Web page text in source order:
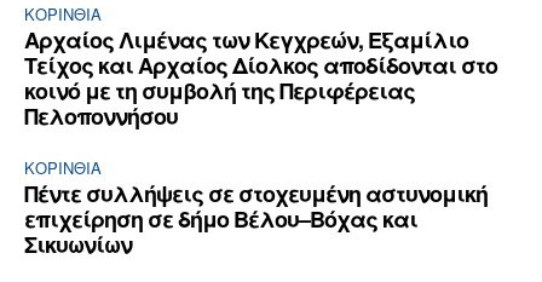
ΚΟΡΙΝΘΊΑ
Αρχαίος Λιμένας των Κεγχρεών, Εξαμίλιο
Τείχος και Aρχαίος Δίολκος αποδίδονται στο
κοινό με τη συμβολή της Περιφέρειας
Πελοποννήσου
ΚΟΡΙΝΘΊΑ
Πέντε συλλήψεις σε στοχευμένη αστυνομική
επιχείρηση σε δήμο Βέλου–Βόχας και
Σικυωνίων